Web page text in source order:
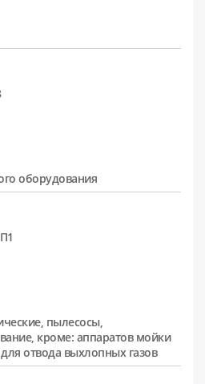
оборудования
пылесосы,
кроме: аппаратов мойки
отвода выхлопных газов